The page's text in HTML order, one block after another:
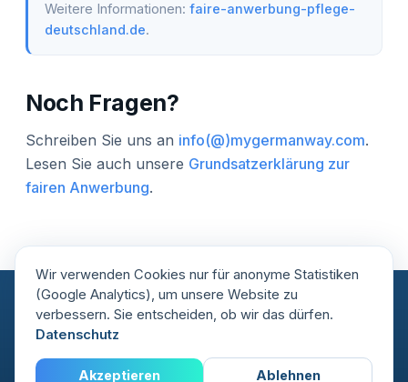
Weitere Informationen: faire-anwerbung-pflege-
deutschland.de.
Noch Fragen?
Schreiben Sie uns an info(@)mygermanway.com.
Lesen Sie auch unsere Grundsatzerklärung zur
fairen Anwerbung.
RAL-Gütezeichen Faire
© 2026 MyGermanWay GmbH ·
Impressum·Datenschutz
Wir verwenden Cookies nur für anonyme Statistiken
(Google Analytics), um unsere Website zu
verbessern. Sie entscheiden, ob wir das dürfen.
Datenschutz
Akzeptieren Ablehnen